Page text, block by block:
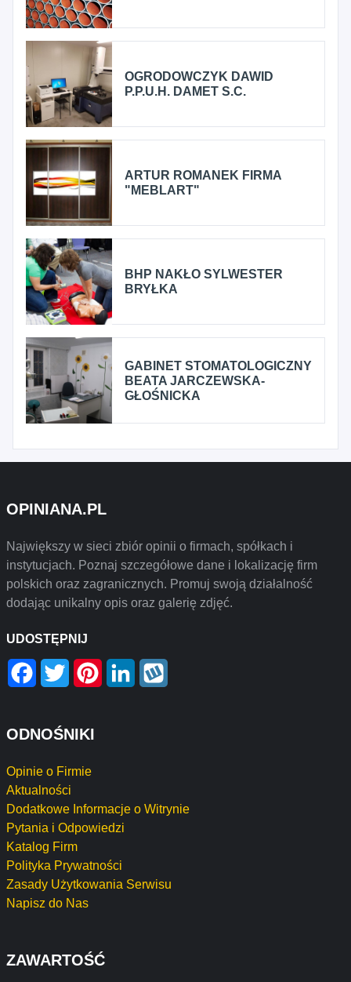
OGRODOWCZYK DAWID
P.P.U.H. DAMET S.C.
ARTUR ROMANEK FIRMA
"MEBLART"
BHP NAKŁO SYLWESTER
BRYŁKA
GABINET STOMATOLOGICZNY
BEATA JARCZEWSKA-
GŁOŚNICKA
OPINIANA.PL
Największy w sieci zbiór opinii o firmach, spółkach i
instytucjach. Poznaj szczegółowe dane i lokalizację firm
polskich oraz zagranicznych. Promuj swoją działalność
dodając unikalny opis oraz galerię zdjęć.
UDOSTĘPNIJ
Facebook
Twitter PinterestLinkedIn
ODNOŚNIKI
Opinie o Firmie
Aktualności
Dodatkowe Informacje o Witrynie
Pytania i Odpowiedzi
Katalog Firm
Polityka Prywatności
Zasady Użytkowania Serwisu
Napisz do Nas
ZAWARTOŚĆ